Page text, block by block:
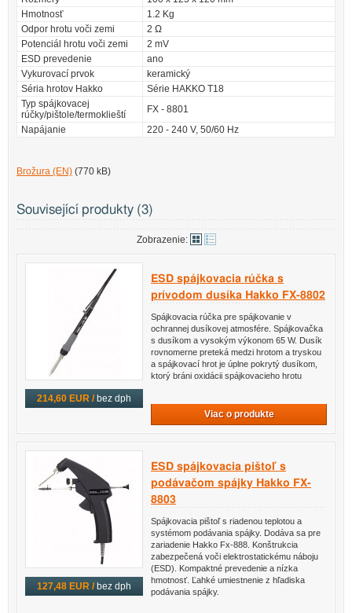
Hmotnosť
1.2 Kg
Odpor hrotu voči zemi
2 Ω
Potenciál hrotu voči zemi
2 mV
ESD prevedenie
ano
Vykurovací prvok
keramický
Séria hrotov Hakko
Série HAKKO T18
Typ spájkovacej
rúčky/pištole/termoklieští
FX - 8801
Napájanie
220 - 240 V, 50/60 Hz
Brožura (EN) (770 kB)
Související produkty (3)
Zobrazenie:
214,60 EUR / bez dph
ESD spájkovacia rúčka s
prívodom dusíka Hakko FX-8802
Spájkovacia rúčka pre spájkovanie v
ochrannej dusíkovej atmosfére. Spájkovačka
s dusíkom a vysokým výkonom 65 W. Dusík
rovnomerne preteká medzi hrotom a tryskou
a spájkovací hrot je úplne pokrytý dusíkom,
ktorý bráni oxidácii spájkovacieho hrotu
Viac o produkte
127,48 EUR / bez dph
ESD spájkovacia pištoľ s
podávačom spájky Hakko FX-
8803
Spájkovacia pištoľ s riadenou teplotou a
systémom podávania spájky. Dodáva sa pre
zariadenie Hakko Fx-888. Konštrukcia
zabezpečená voči elektrostatickému náboju
(ESD). Kompaktné prevedenie a nízka
hmotnosť. Ľahké umiestnenie z hľadiska
podávania spájky.